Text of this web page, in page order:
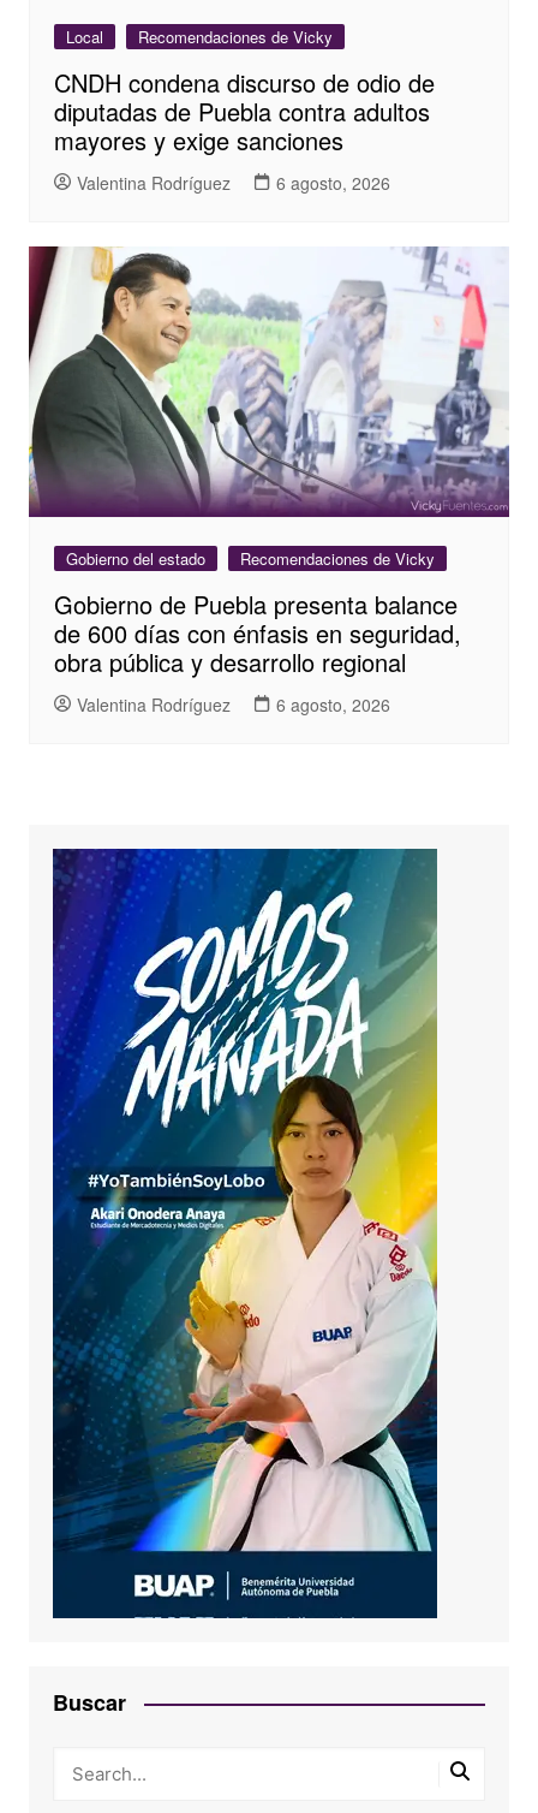
Local Recomendaciones de Vicky
CNDH condena discurso de odio de
diputadas de Puebla contra adultos
mayores y exige sanciones
Valentina Rodríguez 6 agosto, 2026
Gobierno del estado Recomendaciones de Vicky
Gobierno de Puebla presenta balance
de 600 días con énfasis en seguridad,
obra pública y desarrollo regional
Valentina Rodríguez 6 agosto, 2026
Buscar